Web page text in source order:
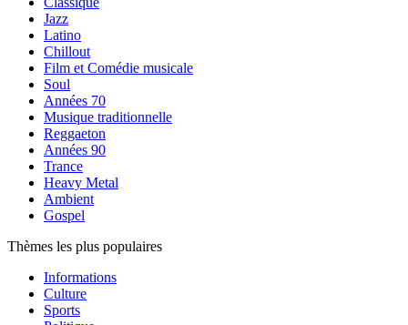
Jazz
Latino
Chillout
Film et Comédie musicale
Soul
Années 70
Musique traditionnelle
Reggaeton
Années 90
Trance
Heavy Metal
Ambient
Gospel
Thèmes les plus populaires
Informations
Culture
Sports